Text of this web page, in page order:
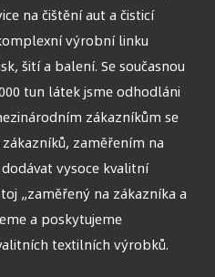
na čištění aut a čisticí
výrobní linku
šití a balení. Se současnou
tun látek jsme odhodláni
zákazníkům se
zaměřením na
vysoce kvalitní
„zaměřený na zákazníka a
a poskytujeme
textilních výrobků.